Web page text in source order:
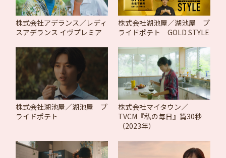
株式会社アデランス／レディ
スアデランス イヴプレミア
株式会社湖池屋／湖池屋 プ
ライドポテト GOLD STYLE
株式会社湖池屋／湖池屋 プ
ライドポテト
株式会社マイタウン／
TVCM『私の毎日』篇30秒
（2023年）